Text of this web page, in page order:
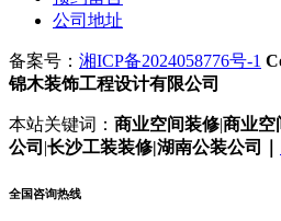
公司地址
备案号： 湘ICP备2024058776号-1
锦木装饰工程设计有限公司
本站关键词： 商业空间装修|商业空
公司 |长沙工装装修|湖南公装公司｜
全国咨询热线